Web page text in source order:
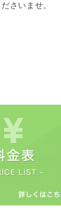
さいませ。